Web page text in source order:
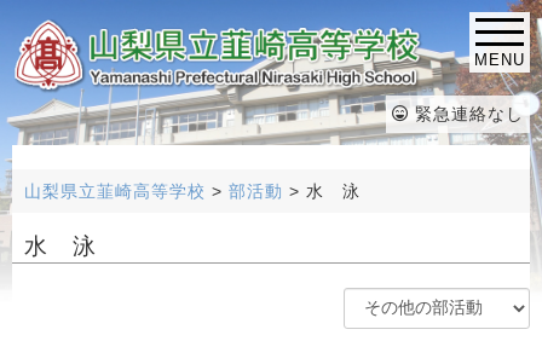
MENU
緊急連絡なし
山梨県立韮崎高等学校 > 部活動 > 水 泳
水 泳